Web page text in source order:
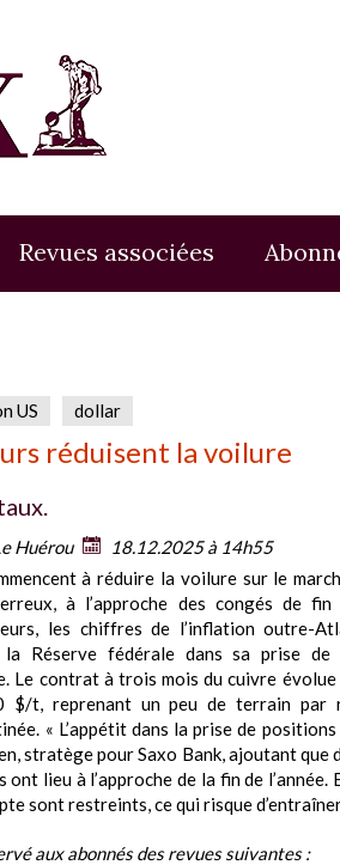
Revues associées
US dollar
réduisent la voilure
Huérou
18.12.2025 à 14h55
à réduire la voilure sur le
à l’approche des congés de fin
les chiffres de l’inflation outre-
Réserve fédérale dans sa prise de
Le contrat à trois mois du cuivre évolue
$/t, reprenant un peu de terrain par
« L’appétit dans la prise de
stratège pour Saxo Bank, ajoutant que
ont lieu à l’approche de la fin de l’année.
sont restreints, ce qui risque
aux abonnés des revues suivantes :